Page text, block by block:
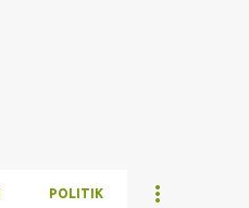
POLITIK